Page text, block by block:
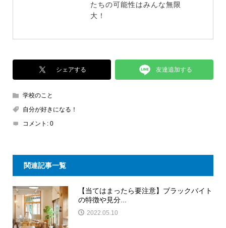
たちの可能性はみんな無限
大！
シェアする 友達追加する
学校のこと
自分が好きになる！
コメント: 0
関連記事一覧
【当てはまったら要注意】ブラックバイト
の特徴や見分...
2022.05.10